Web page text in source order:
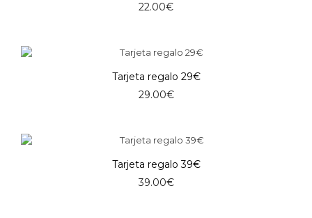
22.00€
Tarjeta regalo 29€
29.00€
Tarjeta regalo 39€
39.00€